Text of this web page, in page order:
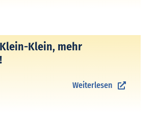
Klein, mehr
Weiterlesen